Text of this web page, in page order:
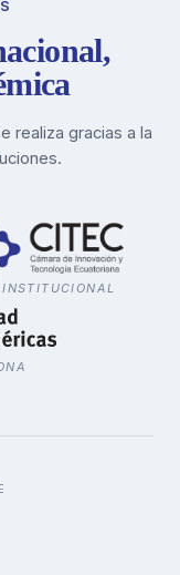
realiza gracias a la